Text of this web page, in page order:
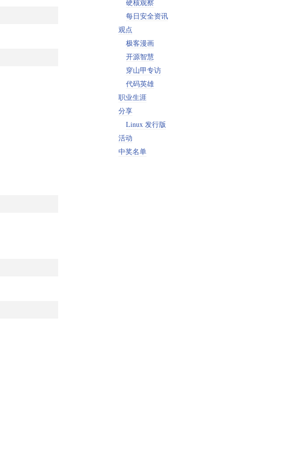
硬核观察
每日安全资讯
观点
极客漫画
开源智慧
穿山甲专访
代码英雄
职业生涯
分享
Linux 发行版
活动
中奖名单